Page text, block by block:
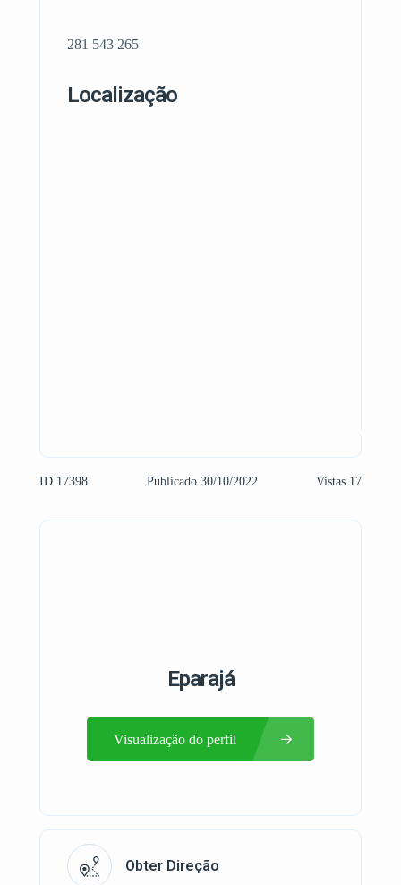
281 543 265
Localização
ID 17398 Publicado 30/10/2022 Vistas 17
Eparajá
Visualização do perfil
Obter Direção